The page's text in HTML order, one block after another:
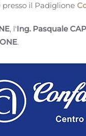
presso il Padiglione
, l'Ing. Pasquale
.